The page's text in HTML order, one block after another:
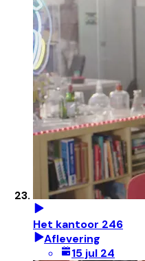
Het kantoor 246
Aflevering
15 jul 24